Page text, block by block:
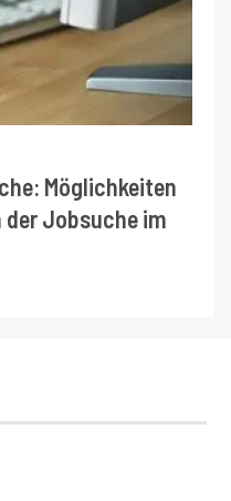
Möglichkeiten
Jobsuche im